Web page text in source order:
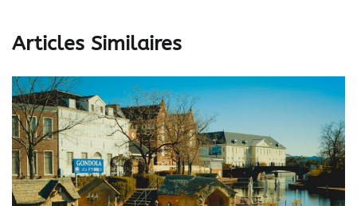
Articles Similaires